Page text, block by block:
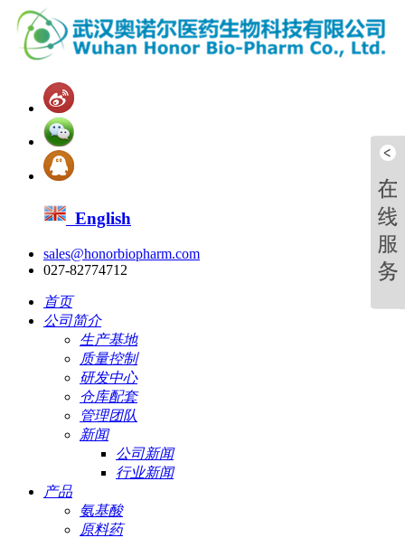
English
sales@honorbiopharm.com
027-82774712
首页
公司简介
生产基地
质量控制
研发中心
仓库配套
管理团队
新闻
公司新闻
行业新闻
产品
氨基酸
原料药